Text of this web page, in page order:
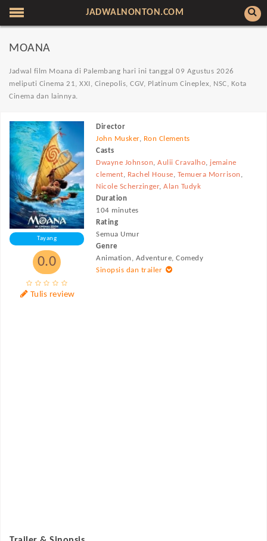
JADWALNONTON.COM
MOANA
Jadwal film Moana di Palembang hari ini tanggal 09 Agustus 2026
meliputi Cinema 21, XXI, Cinepolis, CGV, Platinum Cineplex, NSC, Kota
Cinema dan lainnya.
Tayang
0.0
Tulis review
Director
John Musker, Ron Clements
Casts
Dwayne Johnson,Aulii Cravalho, jemaine
clement, Rachel House, Temuera Morrison ,
Nicole Scherzinger,Alan Tudyk
Duration
104 minutes
Rating
Semua Umur
Genre
Animation, Adventure, Comedy
Sinopsis dan trailer